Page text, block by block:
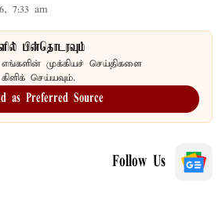
7:33 am
பின்தொடரவும்
எங்களின் முக்கியச் செய்திகளை
செய்யவும்.
as Preferred Source
Follow Us